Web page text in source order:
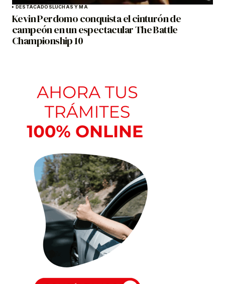
DESTACADOSLUCHAS Y MA
Kevin Perdomo conquista el cinturón de
campeón en un espectacular The Battle
Championship 10